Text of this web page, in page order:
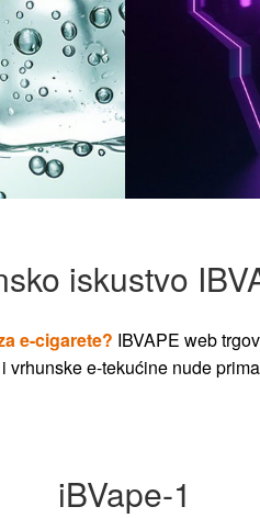
iskustvo
e-cigarete? IBVAPE web
e-tekućine nude
iBVape-1